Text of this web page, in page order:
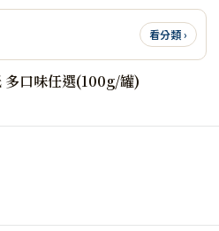
看分類 ›
多口味任選(100g/罐)